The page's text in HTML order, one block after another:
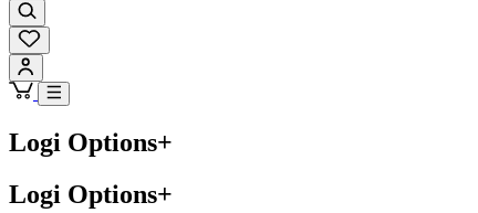
Logi Options+
Logi Options+